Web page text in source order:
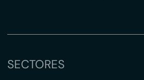
SECTORES